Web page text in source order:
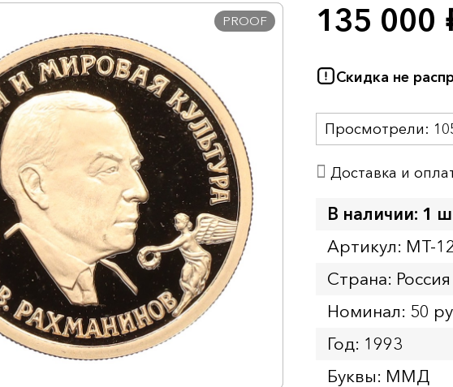
PROOF 135 000
Скидка не
Просмотрели:
Доставка и
В наличии: 1
Артикул: MT-
Страна: Россия
Номинал: 50
Год: 1993
Буквы: ММД